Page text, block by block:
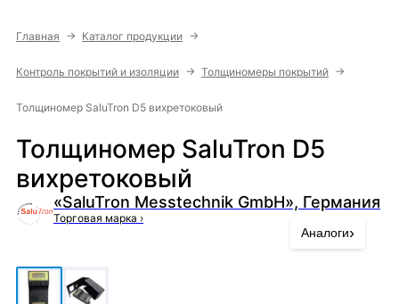
Главная → Каталог продукции →
Контроль покрытий и изоляции → Толщиномеры покрытий →
Толщиномер SaluTron D5 вихретоковый
Толщиномер SaluTron D5
вихретоковый
«SaluTron Messtechnik GmbH», Германия
Торговая марка ›
Аналоги›